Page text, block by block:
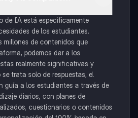
de IA está específicamente
de los estudiantes.
millones de contenidos que
podemos dar a los
realmente significativas y
se trata solo de respuestas, el
guía a los estudiantes a través de
diarios, con planes de
cuestionarios o contenidos